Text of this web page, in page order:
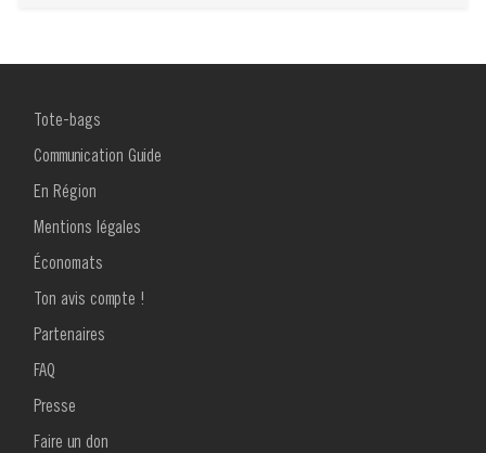
MENU
FOOTER
Tote-bags
Communication Guide
En Région
Mentions légales
Économats
Ton avis compte !
MENU
FOOTER
Partenaires
FAQ
Presse
Faire un don